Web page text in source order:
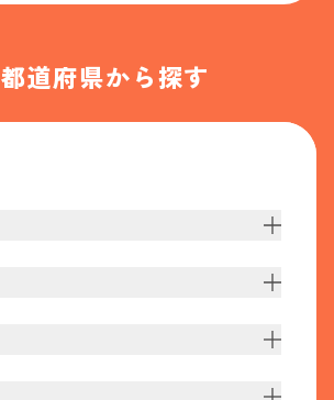
都道府県から探す